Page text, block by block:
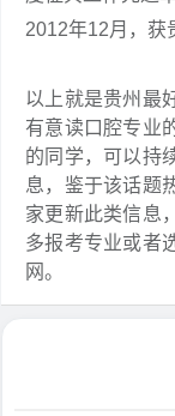
2012年12月，获
以上就是贵州最
有意读口腔专业
的同学，可以持
息，鉴于该话题
家更新此类信息
多报考专业或者
网。